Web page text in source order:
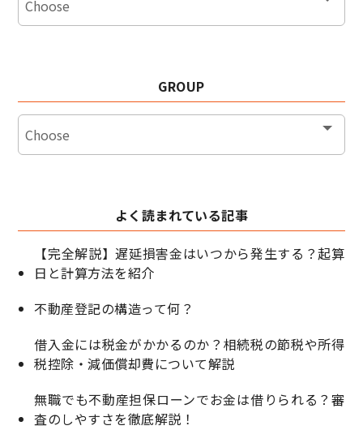
GROUP
よく読まれている記事
【完全解説】遅延損害金はいつから発生する？起算
日と計算方法を紹介
不動産登記の構造って何？
借入金には税金がかかるのか？相続税の節税や所得
税控除・減価償却費について解説
無職でも不動産担保ローンでお金は借りられる？審
査のしやすさを徹底解説！